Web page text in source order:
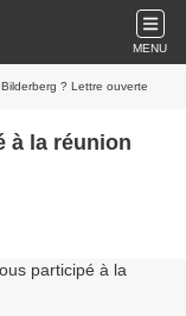
MENU
? Lettre ouverte
à la réunion